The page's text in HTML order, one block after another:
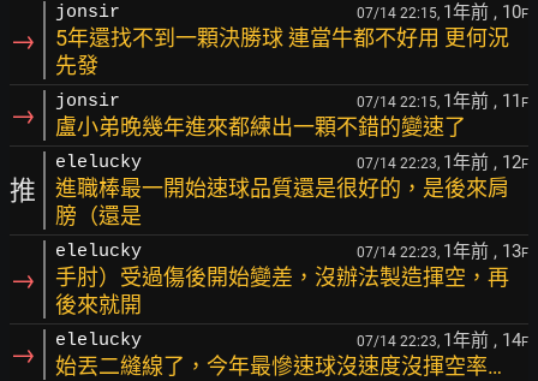
→
jonsir 07/14 22:15, 1年前 , 10F
5年還找不到一顆決勝球 連當牛都不好用 更何況
先發
→ jonsir 07/14 22:15, 1年前 , 11 F
盧小弟晚幾年進來都練出一顆不錯的變速了
推
elelucky 07/14 22:23, 1年前 , 12F
進職棒最一開始速球品質還是很好的，是後來肩
膀（還是
→
elelucky 07/14 22:23, 1年前 , 13F
手肘）受過傷後開始變差，沒辦法製造揮空，再
後來就開
→ elelucky 07/14 22:23, 1年前 , 14F
始丟二縫線了，今年最慘速球沒速度沒揮空率…